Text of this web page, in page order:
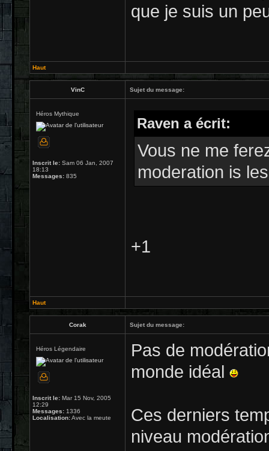
que je suis un
Haut
VinC Sujet du message:
Héros Mythique
Inscrit le: Sam 06 Jan, 2007
18:13
Messages: 835
Raven a écrit:
Vous ne me
moderation is
+1
Haut
Corak Sujet du message:
Héros Légendaire
Inscrit le: Mar 15 Nov, 2005
12:29
Messages: 1336
Localisation:Avec la meute
Pas de
monde idéal
Ces derniers
niveau